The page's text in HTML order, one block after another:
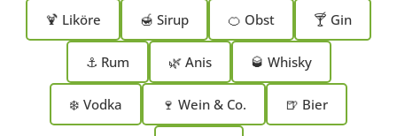
🍹 Liköre 🍯 Sirup 🍊 Obst 🍸 Gin
⚓ Rum 🌿 Anis 🥃 Whisky
❄️ Vodka 🍷 Wein & Co. 🍺 Bier